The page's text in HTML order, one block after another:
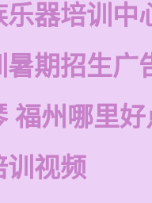
乐器培训中
暑期招生广
福州哪里好
训视频